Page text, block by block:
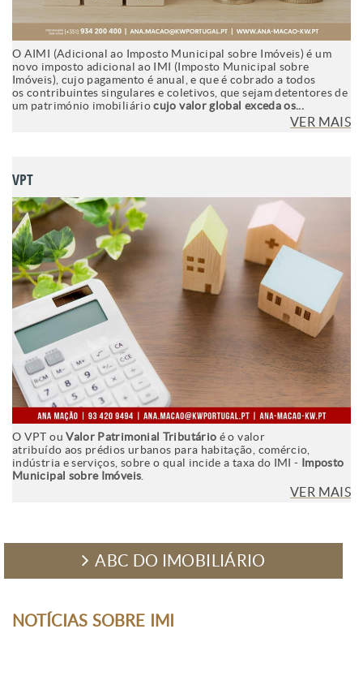
O AIMI (Adicional ao Imposto Municipal sobre Imóveis) é um
novo imposto adicional ao IMI (Imposto Municipal sobre
Imóveis), cujo pagamento é anual, e que é cobrado a todos
os contribuintes singulares e coletivos, que sejam detentores de
um património imobiliáriocujo valor global exceda os...
VER MAIS
VPT
O VPT ouValor Patrimonial Tributário é o valor
atribuído aos prédios urbanos para habitação, comércio,
indústria e serviços, sobre o qual incide a taxa do IMI - Imposto
Municipal sobre Imóveis
VER MAIS
ABC DO IMOBILIÁRIO
NOTÍCIAS SOBRE IMI